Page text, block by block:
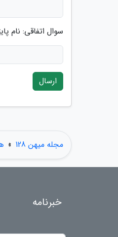
سوال اتفاقی: نام
ارسال
مجله میهن 128 »
خبرنامه